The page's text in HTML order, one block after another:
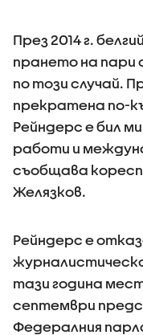
През 2014 г.
прането на пари
по този случай.
прекратена по-
Рейндерс е бил
работи и
съобщава
Желязков.
Рейндерс е
тази година
септември
Федералния